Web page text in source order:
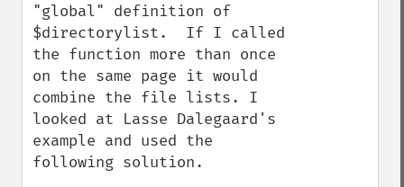
"global" definition of
$directorylist.  If I called
the function more than once
on the same page it would
combine the file lists. I
looked at Lasse Dalegaard's
example and used the
following solution.